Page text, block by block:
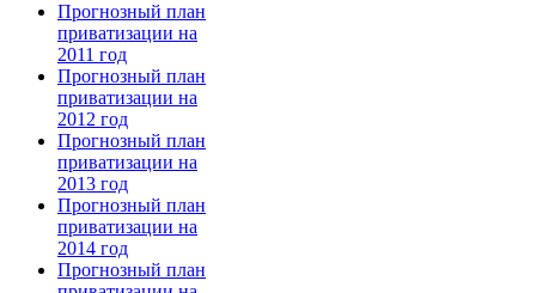
Прогнозный план
приватизации на
2011 год
Прогнозный план
приватизации на
2012 год
Прогнозный план
приватизации на
2013 год
Прогнозный план
приватизации на
2014 год
Прогнозный план